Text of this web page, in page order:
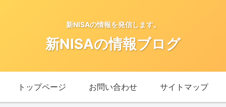
新NISAの情報を発信します。
新NISAの情報ブログ
トップページ お問い合わせ サイトマップ